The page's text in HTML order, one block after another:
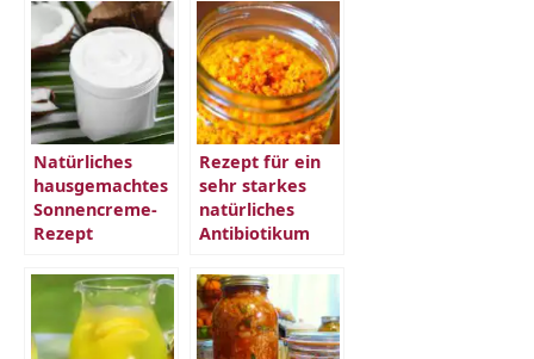
Natürliches
hausgemachtes
Sonnencreme-
Rezept
Rezept für ein
sehr starkes
natürliches
Antibiotikum